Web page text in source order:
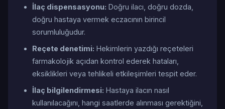
İlaç dispensasyonu: Doğru ilacı, doğru dozda,
doğru hastaya vermek eczacının birincil
sorumluluğudur.
Reçete denetimi: Hekimlerin yazdığı reçeteleri
farmakolojik açıdan kontrol ederek hataları,
eksiklikleri veya tehlikeli etkileşimleri tespit eder.
İlaç bilgilendirmesi: Hastaya ilacın nasıl
kullanılacağını, hangi saatlerde alınması gerektiğini,